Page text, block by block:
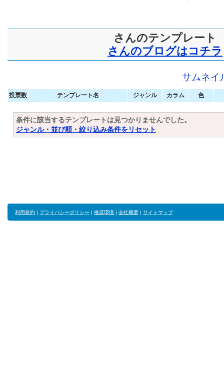
さんのテンプレート
さんのブログはコチラ
サムネイ
投票数 テンプレート名 ジャンル カラム 色
条件に該当するテンプレートは見つかりませんでした。
ジャンル・並び順・絞り込み条件をリセット
利用規約 | プライバシーポリシー | 推奨環境 | 会社概要 | サイトマップ